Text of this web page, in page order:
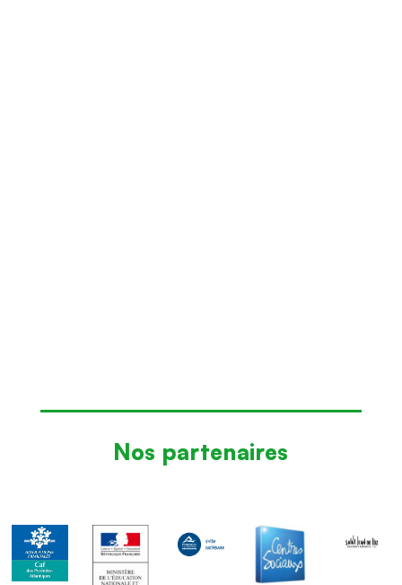
Nos partenaires